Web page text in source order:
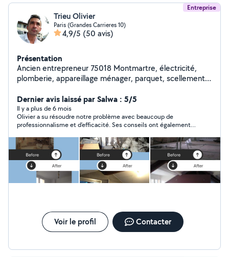
Entreprise
Trieu Olivier
Paris (Grandes Carrieres 10)
4,9/5 (50 avis)
Présentation
Ancien entrepreneur 75018 Montmartre, électricité,
plomberie, appareillage ménager, parquet, scellement
soudure, peinture et finition, rideaux luminaires.
Réparations diverses ! Plus qu'un voisin ! Compte MERO
Pro avec M Omer TUNCER
https://photos.app.goo.gl/G5Jc7g6jV75pYHej8 JE
N'ARRIVES PAS À RÉPONDRE AUX DEMANDES PRIVÉES
faites-la dans la catégorie bricolage s'il vous plaît
Dernier avis laissé par Salwa : 5/5
Il y a plus de 6 mois
Olivier a su résoudre notre problème avec beaucoup de
professionnalisme et d’efficacité. Ses conseils ont également
Voir le profil Contacter